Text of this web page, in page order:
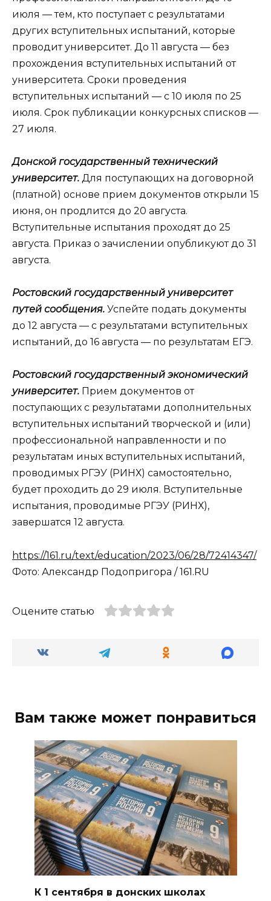
июля — тем, кто поступает с результатами
других вступительных испытаний, которые
проводит университет. До 11 августа — без
прохождения вступительных испытаний от
университета. Сроки проведения
вступительных испытаний — с 10 июля по 25
июля. Срок публикации конкурсных списков —
27 июля.
Донской государственный технический
университет. Для поступающих на договорной
(платной) основе прием документов открыли 15
июня, он продлится до 20 августа.
Вступительные испытания проходят до 25
августа. Приказ о зачислении опубликуют до 31
августа.
Ростовский государственный университет
путей сообщения. Успейте подать документы
до 12 августа — с результатами вступительных
испытаний, до 16 августа — по результатам ЕГЭ.
Ростовский государственный экономический
университет. Прием документов от
поступающих с результатами дополнительных
вступительных испытаний творческой и (или)
профессиональной направленности и по
результатам иных вступительных испытаний,
проводимых РГЭУ (РИНХ) самостоятельно,
будет проходить до 29 июля. Вступительные
испытания, проводимые РГЭУ (РИНХ),
завершатся 12 августа.
https://161.ru/text/education/2023/06/28/72414347/
Фото: Александр Подопригора / 161.RU
Оцените статью
Вам также может понравиться
К 1 сентября в донских школах